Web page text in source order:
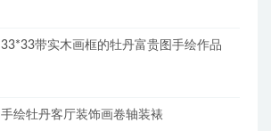
33*33带实木画框的牡丹富贵图手绘作品
手绘牡丹客厅装饰画卷轴装裱